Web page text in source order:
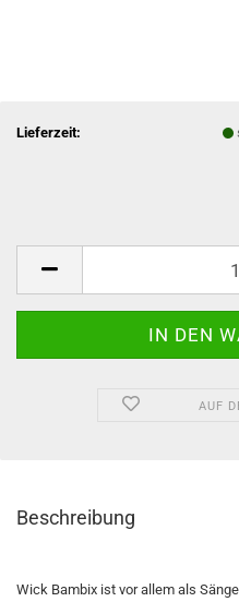
Lieferzeit:
AUF
Beschreibung
Wick Bambix ist vor allem als